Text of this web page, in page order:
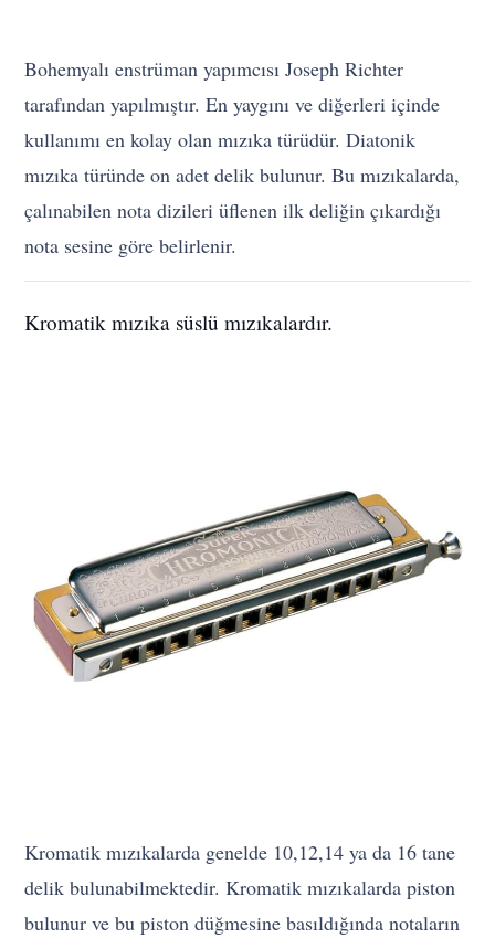
Bohemyalı enstrüman yapımcısı Joseph Richter
tarafından yapılmıştır. En yaygını ve diğerleri içinde
kullanımı en kolay olan mızıka türüdür. Diatonik
mızıka türünde on adet delik bulunur. Bu mızıkalarda,
çalınabilen nota dizileri üflenen ilk deliğin çıkardığı
nota sesine göre belirlenir.
Kromatik mızıka süslü mızıkalardır.
Kromatik mızıkalarda genelde 10,12,14 ya da 16 tane
delik bulunabilmektedir. Kromatik mızıkalarda piston
bulunur ve bu piston düğmesine basıldığında notaların